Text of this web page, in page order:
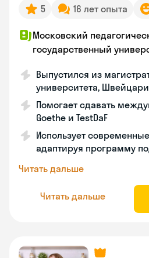
5 16 лет опыта
Московский
государственный
Выпустился из
университета,
Помогает сдавать
Goethe и TestDaF
Использует
адаптируя программу
Читать дальше
Читать дальше